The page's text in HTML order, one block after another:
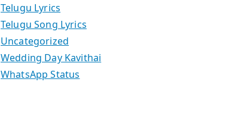
Telugu Lyrics
Telugu Song Lyrics
Uncategorized
Wedding Day Kavithai
WhatsApp Status